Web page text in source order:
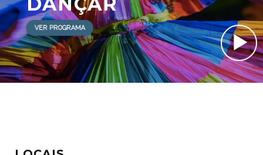
VER PROGRAMA